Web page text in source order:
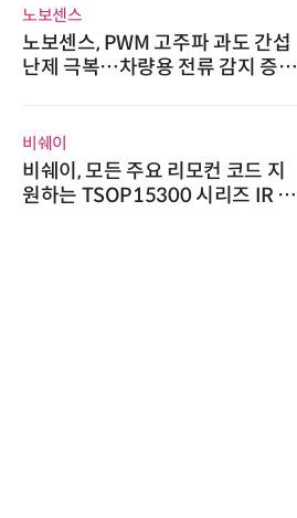
노보센스
노보센스, PWM 고주파 과도 간섭
난제 극복…차량용 전류 감지 증폭
비쉐이
비쉐이, 모든 주요 리모컨 코드 지
원하는 TSOP15300 시리즈 IR 수